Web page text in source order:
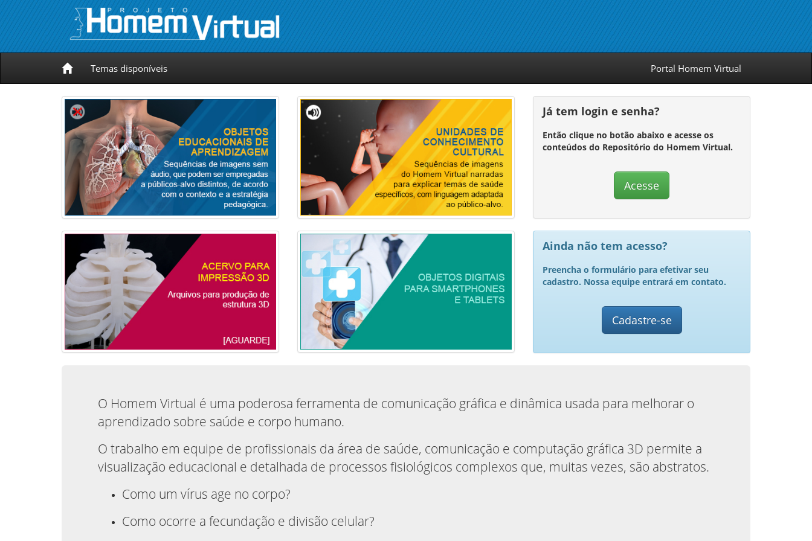
Temas disponíveis Portal Homem Virtual
Já tem login e senha?
Então clique no botão abaixo e acesse os
conteúdos do Repositório do Homem Virtual.
Acesse
Ainda não tem acesso?
Preencha o formulário para efetivar seu
cadastro. Nossa equipe entrará em contato.
Cadastre-se
O Homem Virtual é uma poderosa ferramenta de comunicação gráfica e dinâmica usada para melhorar o
aprendizado sobre saúde e corpo humano.
O trabalho em equipe de profissionais da área de saúde, comunicação e computação gráfica 3D permite a
visualização educacional e detalhada de processos fisiológicos complexos que, muitas vezes, são abstratos.
Como um vírus age no corpo?
Como ocorre a fecundação e divisão celular?